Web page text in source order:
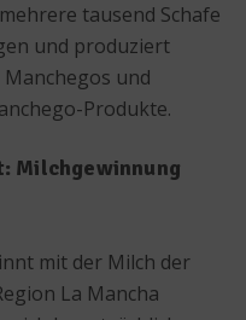
tausend Schafe
und produziert
und
Produkte.
Milchgewinnung
mit der Milch der
La Mancha